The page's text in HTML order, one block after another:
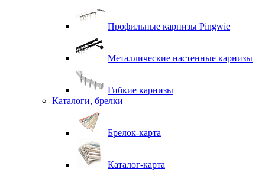
Профильные карнизы Pingwie
Металлические настенные карнизы
Гибкие карнизы
Каталоги, брелки
Брелок-карта
Каталог-карта